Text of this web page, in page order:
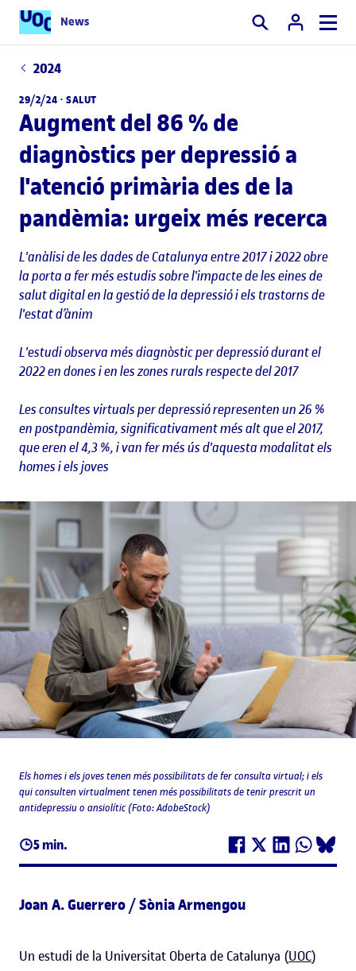
News Cercar
2024
29/2/24 · SALUT
Augment del 86 % de
diagnòstics per depressió a
l'atenció primària des de la
pandèmia: urgeix més recerca
L'anàlisi de les dades de Catalunya entre 2017 i 2022 obre
la porta a fer més estudis sobre l'impacte de les eines de
salut digital en la gestió de la depressió i els trastorns de
l'estat d’ànim
L'estudi observa més diagnòstic per depressió durant el
2022 en dones i en les zones rurals respecte del 2017
Les consultes virtuals per depressió representen un 26 %
en postpandèmia, significativament més alt que el 2017,
que eren el 4,3 %, i van fer més ús d'aquesta modalitat els
homes i els joves
5 min.
Els homes i els joves tenen més possibilitats de fer consulta virtual; i els
qui consulten virtualment tenen més possibilitats de tenir prescrit un
antidepressiu o ansiolític (Foto: AdobeStock)
Joan A. Guerrero / Sònia Armengou
Un estudi de la Universitat Oberta de Catalunya (UOC)